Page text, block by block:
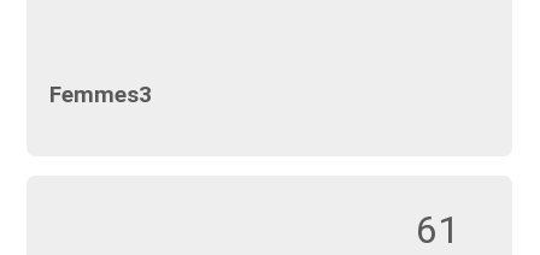
Femmes3
61